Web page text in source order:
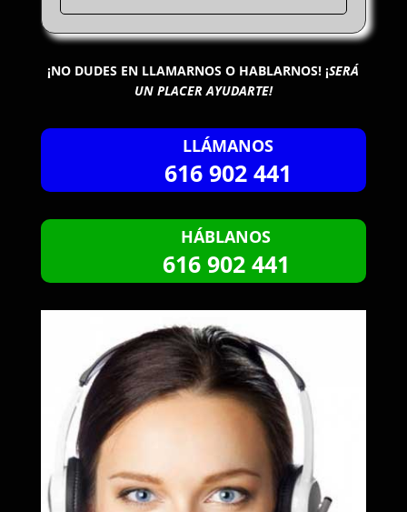
¡NO DUDES EN LLAMARNOS O HABLARNOS!¡SERÁ
UN PLACER AYUDARTE!
LLÁMANOS
616 902 441
HÁBLANOS
616 902 441